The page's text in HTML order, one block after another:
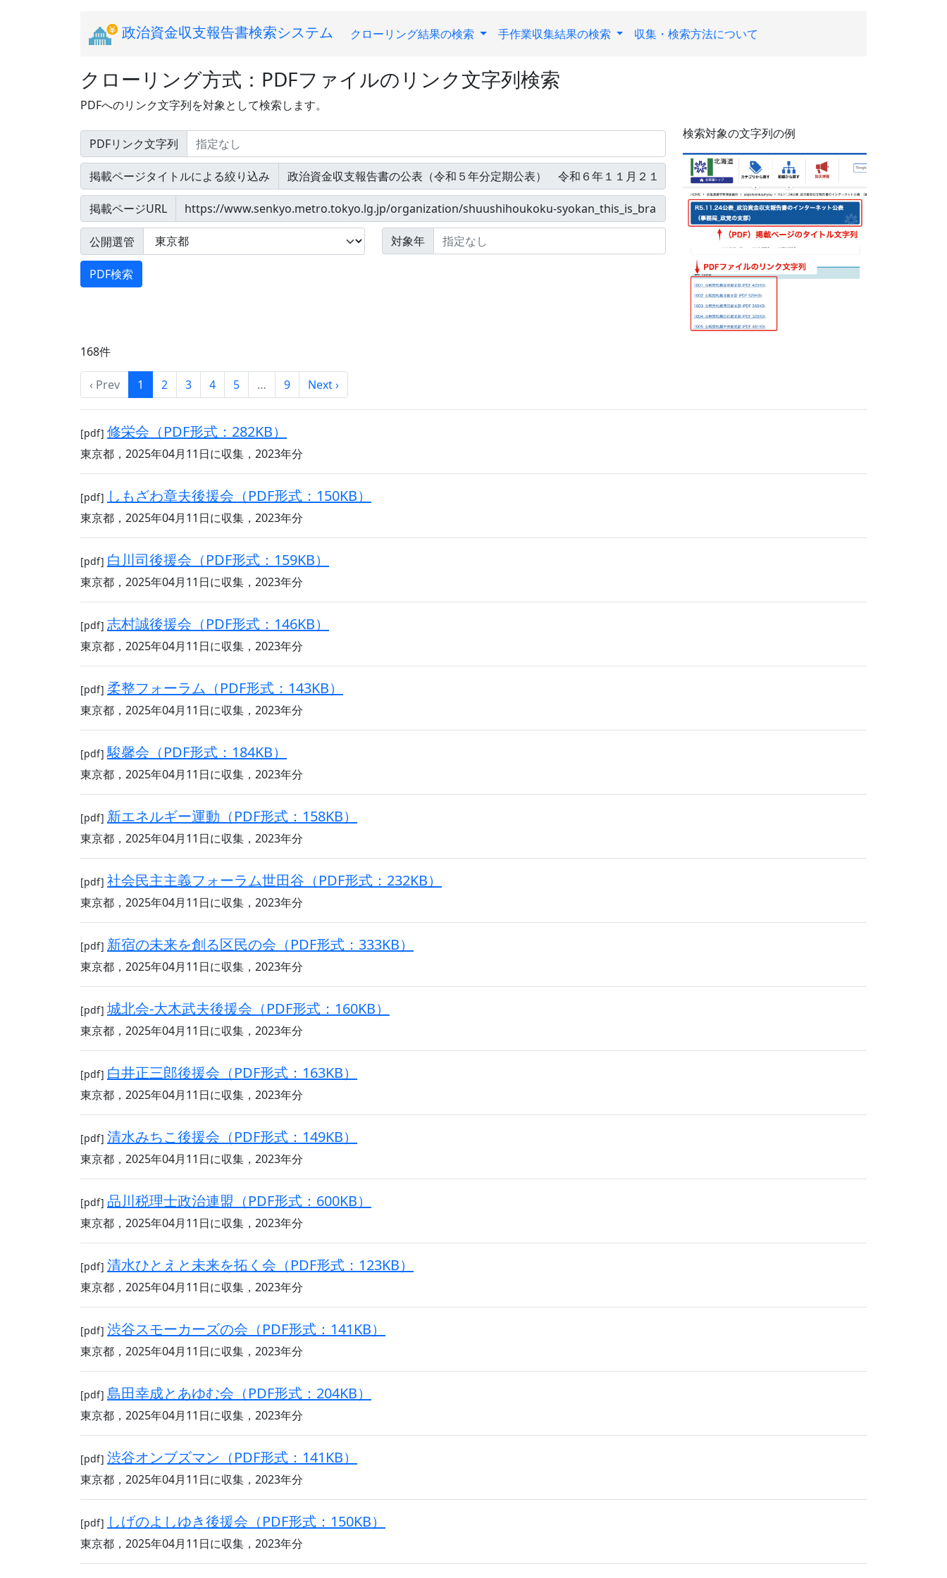
政治資金収支報告書検索システム クローリング結果の検索 手作業収集結果の検索 収集・検索方法について
クローリング方式：PDFファイルのリンク文字列検索
PDFへのリンク文字列を対象として検索します。
PDFリンク文字列
掲載ページタイトルによる絞り込み
掲載ページURL
公開選管 対象年
検索対象の文字列の例
168件
‹ Prev 1 2 3 4 5 … 9 Next ›
[pdf] 修栄会（PDF形式：282KB）
東京都，2025年04月11日に収集，2023年分
[pdf] しもざわ章夫後援会（PDF形式：150KB）
東京都，2025年04月11日に収集，2023年分
[pdf] 白川司後援会（PDF形式：159KB）
東京都，2025年04月11日に収集，2023年分
[pdf] 志村誠後援会（PDF形式：146KB）
東京都，2025年04月11日に収集，2023年分
[pdf] 柔整フォーラム（PDF形式：143KB）
東京都，2025年04月11日に収集，2023年分
[pdf]駿馨会（PDF形式：184KB）
東京都，2025年04月11日に収集，2023年分
[pdf] 新エネルギー運動（PDF形式：158KB）
東京都，2025年04月11日に収集，2023年分
[pdf] 社会民主主義フォーラム世田谷（PDF形式：232KB）
東京都，2025年04月11日に収集，2023年分
[pdf] 新宿の未来を創る区民の会（PDF形式：333KB）
東京都，2025年04月11日に収集，2023年分
[pdf] 城北会‐大木武夫後援会（PDF形式：160KB）
東京都，2025年04月11日に収集，2023年分
[pdf] 白井正三郎後援会（PDF形式：163KB）
東京都，2025年04月11日に収集，2023年分
[pdf] 清水みちこ後援会（PDF形式：149KB）
東京都，2025年04月11日に収集，2023年分
[pdf] 品川税理士政治連盟（PDF形式：600KB）
東京都，2025年04月11日に収集，2023年分
[pdf] 清水ひとえと未来を拓く会（PDF形式：123KB）
東京都，2025年04月11日に収集，2023年分
[pdf] 渋谷スモーカーズの会（PDF形式：141KB）
東京都，2025年04月11日に収集，2023年分
[pdf] 島田幸成とあゆむ会（PDF形式：204KB）
東京都，2025年04月11日に収集，2023年分
[pdf] 渋谷オンブズマン（PDF形式：141KB）
東京都，2025年04月11日に収集，2023年分
[pdf] しげのよしゆき後援会（PDF形式：150KB）
東京都，2025年04月11日に収集，2023年分